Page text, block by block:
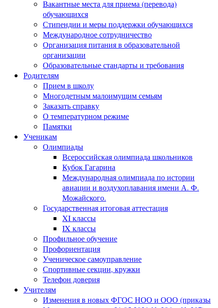
Вакантные места для приема (перевода)
обучающихся
Стипендии и меры поддержки обучающихся
Международное сотрудничество
Организация питания в образовательной
организации
Образовательные стандарты и требования
Родителям
Прием в школу
Многодетным малоимущим семьям
Заказать справку
О температурном режиме
Памятки
Ученикам
Олимпиады
Всероссийская олимпиада школьников
Кубок Гагарина
Международная олимпиада по истории
авиации и воздухоплавания имени А. Ф.
Можайского.
Государственная итоговая аттестация
XI классы
IX классы
Профильное обучение
Профориентация
Ученическое самоуправление
Спортивные секции, кружки
Телефон доверия
Учителям
Изменения в новых ФГОС НОО и ООО (приказы